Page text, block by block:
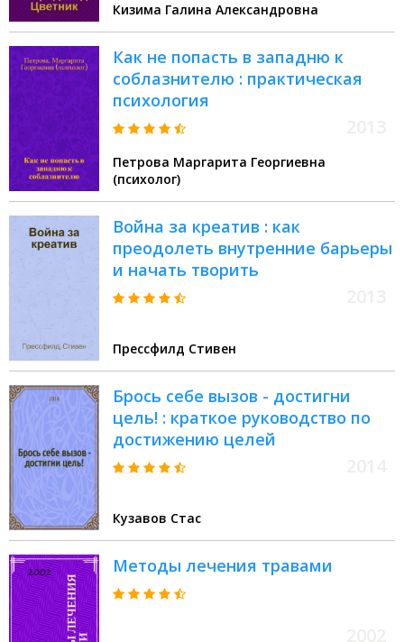
Кизима Галина Александровна
Как не попасть в западню к
соблазнителю : практическая
психология
Петрова Маргарита Георгиевна
(психолог)
Война за креатив : как
преодолеть внутренние барьеры
и начать творить
Прессфилд Стивен
Брось себе вызов - достигни
цель! : краткое руководство по
достижению целей
Кузавов Стас
Методы лечения травами